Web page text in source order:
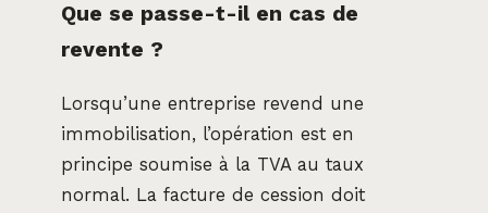
Que se passe-t-il en cas de
revente ?
Lorsqu’une entreprise revend une
immobilisation, l’opération est en
principe soumise à la TVA au taux
normal. La facture de cession doit